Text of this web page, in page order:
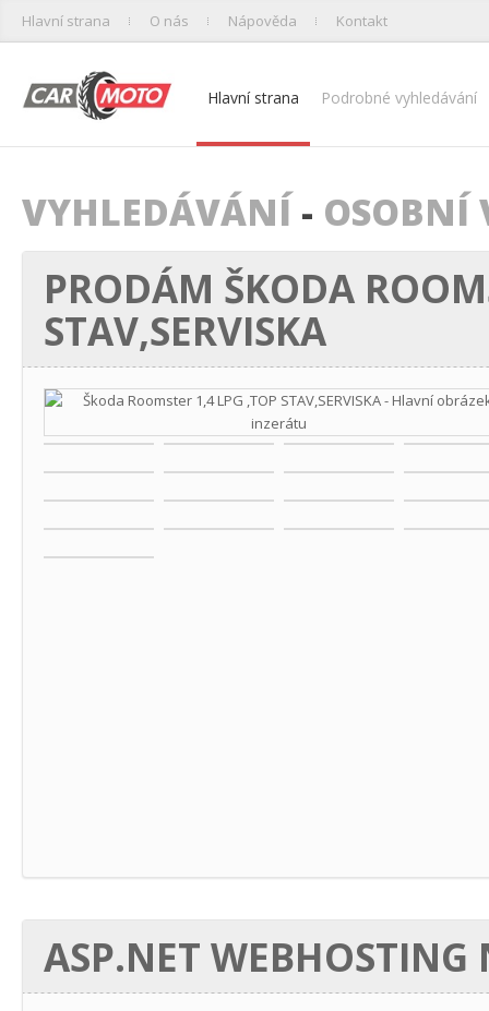
Hlavní strana O nás Nápověda Kontakt
Hlavní strana Podrobné vyhledávání
VYHLEDÁVÁNÍ - OSOBNÍ
PRODÁM ŠKODA
STAV,SERVISKA
ASP.NET WEBHOSTING